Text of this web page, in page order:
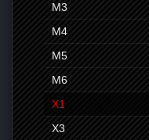
M3
M4
M5
M6
X1
X3